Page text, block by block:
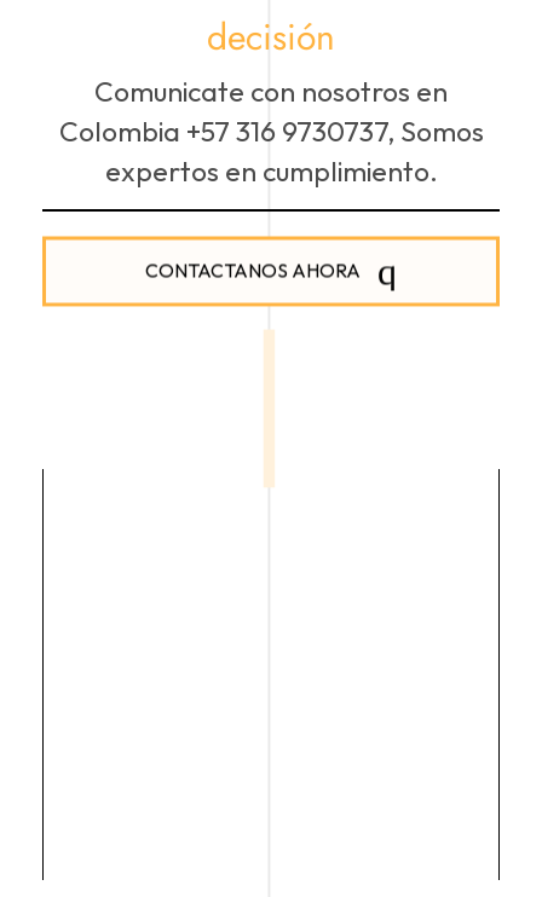
decisión
Comunicate con nosotros en
Colombia +57 316 9730737, Somos
expertos en cumplimiento.
CONTACTANOS AHORA